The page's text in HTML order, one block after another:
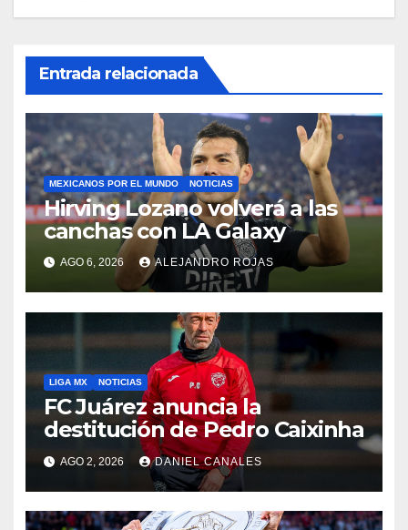
Entrada relacionada
MEXICANOS POR EL MUNDO NOTICIAS
Hirving Lozano volverá a las
canchas con LA Galaxy
AGO 6, 2026 ALEJANDRO ROJAS
LIGA MX NOTICIAS
FC Juárez anuncia la
destitución de Pedro Caixinha
AGO 2, 2026 DANIEL CANALES